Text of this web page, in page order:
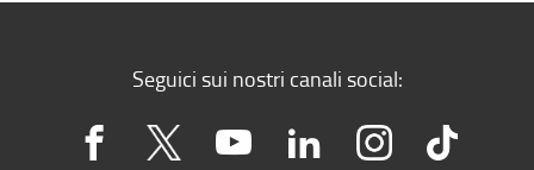
Seguici sui nostri canali social: